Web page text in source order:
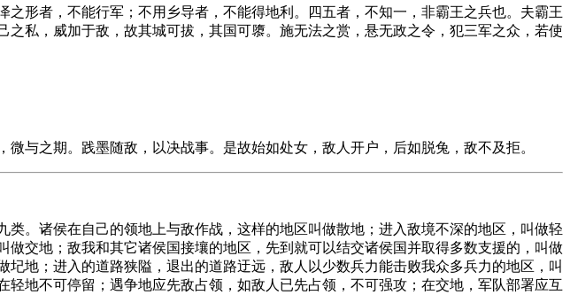
形者，不能行军；不用乡导者，不能得地利。四五者，不知一，非霸王之兵也。夫霸王
私，威加于敌，故其城可拔，其国可隳。施无法之赏，悬无政之令，犯三军之众，若使
与之期。践墨随敌，以决战事。是故始如处女，敌人开户，后如脱兔，敌不及拒。
。诸侯在自己的领地上与敌作战，这样的地区叫做散地；进入敌境不深的地区，叫做轻
交地；敌我和其它诸侯国接壤的地区，先到就可以结交诸侯国并取得多数支援的，叫做
地；进入的道路狭隘，退出的道路迂远，敌人以少数兵力能击败我众多兵力的地区，叫
地不可停留；遇争地应先敌占领，如敌人已先占领，不可强攻；在交地，军队部署应互